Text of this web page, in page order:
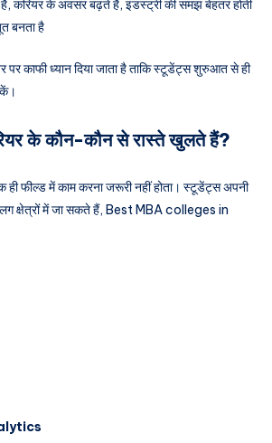
है, करियर के अवसर बढ़ते हैं, इंडस्ट्री की समझ बेहतर होती
बनता है
पर काफी ध्यान दिया जाता है ताकि स्टूडेंट्स शुरुआत से ही
के कौन-कौन से रास्ते खुलते हैं?
ही फील्ड में काम करना जरूरी नहीं होता। स्टूडेंट्स अपनी
क्षेत्रों में जा सकते हैं, Best MBA colleges in